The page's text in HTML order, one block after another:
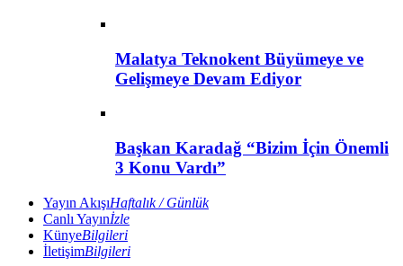
Malatya Teknokent Büyümeye ve
Gelişmeye Devam Ediyor
Başkan Karadağ “Bizim İçin Önemli
3 Konu Vardı”
Yayın AkışıHaftalık / Günlük
Canlı Yayınİzle
KünyeBilgileri
İletişimBilgileri